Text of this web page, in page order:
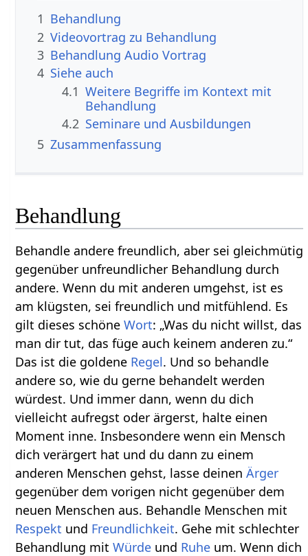
1 Behandlung
2
3
Behandlung‏‎ Audio Vortrag
4 Siehe auch
4.1 Weitere Begriffe im Kontext mit
4.2 Seminare und Ausbildungen
5 Zusammenfassung
Behandlung
Behandle andere freundlich, aber sei gleichmütig
gegenüber unfreundlicher Behandlung durch
andere. Wenn du mit anderen umgehst, ist es
am klügsten, sei freundlich und mitfühlend. Es
gilt dieses schöneWort: „Was du nicht willst, das
man dir tut, das füge auch keinem anderen zu.“
Das ist die goldene Regel. Und so behandle
andere so, wie du gerne behandelt werden
würdest. Und immer dann, wenn du dich
vielleicht aufregst oder ärgerst, halte einen
Moment inne. Insbesondere wenn ein Mensch
dich verärgert hat und du dann zu einem
anderen Menschen gehst, lasse deinenÄrger
gegenüber dem vorigen nicht gegenüber dem
neuen Menschen aus. Behandle Menschen mit
Respekt und Freundlichkeit. Gehe mit schlechter
Behandlung mitWürde und Ruhe um. Wenn dich